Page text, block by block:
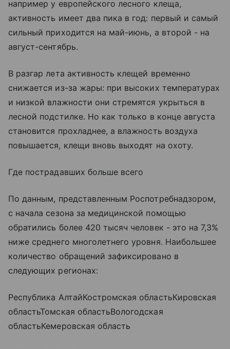
например у европейского лесного клеща,
активность имеет два пика в год: первый и самый
сильный приходится на май-июнь, а второй - на
август-сентябрь.
В разгар лета активность клещей временно
снижается из-за жары: при высоких температурах
и низкой влажности они стремятся укрыться в
лесной подстилке. Но как только в конце августа
становится прохладнее, а влажность воздуха
повышается, клещи вновь выходят на охоту.
Где пострадавших больше всего
По данным, представленным Роспотребнадзором,
с начала сезона за медицинской помощью
обратились более 420 тысяч человек - это на 7,3%
ниже среднего многолетнего уровня. Наибольшее
количество обращений зафиксировано в
следующих регионах:
Республика АлтайКостромская областьКировская
областьТомская областьВологодская
областьКемеровская область